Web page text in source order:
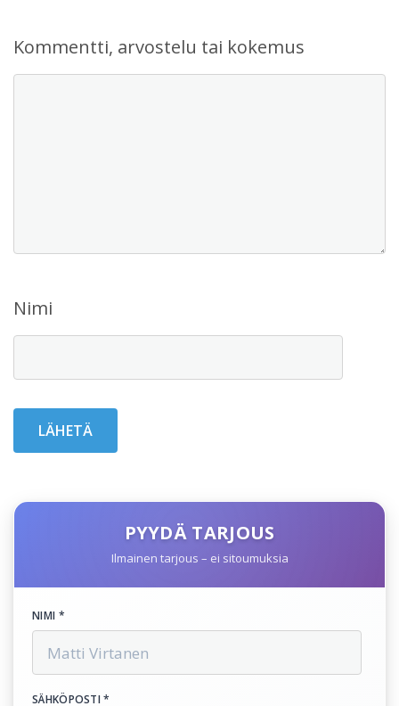
Kommentti, arvostelu tai kokemus
Nimi
PYYDÄ TARJOUS
Ilmainen tarjous – ei sitoumuksia
NIMI *
SÄHKÖPOSTI *